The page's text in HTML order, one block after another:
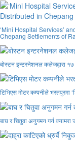
‘Mini Hospital Services’
Chepang Settlements of
बोस्टन इन्टरनेशनल कलेजद्वारा १७
टिभिएस मोटर कम्पनीले भरतपुरमा
बाघ र चितुवा अनुगमन गर्न क्यामरा